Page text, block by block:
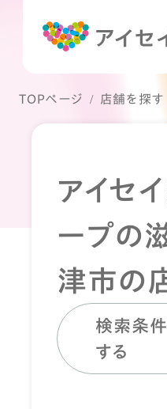
TOPページ 店舗を探す
アイセ
ープの
津市の
検索条
する